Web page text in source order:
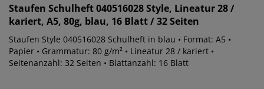
Staufen Schulheft 040516028 Style, Lineatur 28 /
kariert, A5, 80g, blau, 16 Blatt / 32 Seiten
Staufen Style 040516028 Schulheft in blau • Format: A5 •
Papier • Grammatur: 80 g/m² • Lineatur 28 / kariert •
Seitenanzahl: 32 Seiten • Blattanzahl: 16 Blatt